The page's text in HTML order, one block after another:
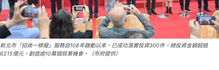
新北市「招商一條龍」服務自108年啟動以來，已成功落實投資300件，總投資金額超過
6215億元，創造逾10萬個就業機會。（市府提供）